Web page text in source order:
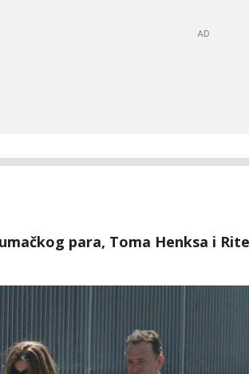
para, Toma Henksa i